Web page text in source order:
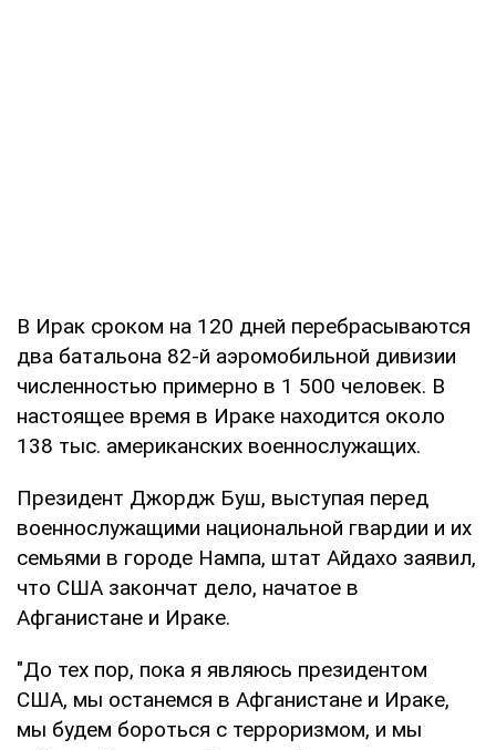
В Ирак сроком на 120 дней перебрасываются
два батальона 82-й аэромобильной дивизии
численностью примерно в 1 500 человек. В
настоящее время в Ираке находится около
138 тыс. американских военнослужащих.
Президент Джордж Буш, выступая перед
военнослужащими национальной гвардии и их
семьями в городе Нампа, штат Айдахо заявил,
что США закончат дело, начатое в
Афганистане и Ираке.
"До тех пор, пока я являюсь президентом
США, мы останемся в Афганистане и Ираке,
мы будем бороться с терроризмом, и мы